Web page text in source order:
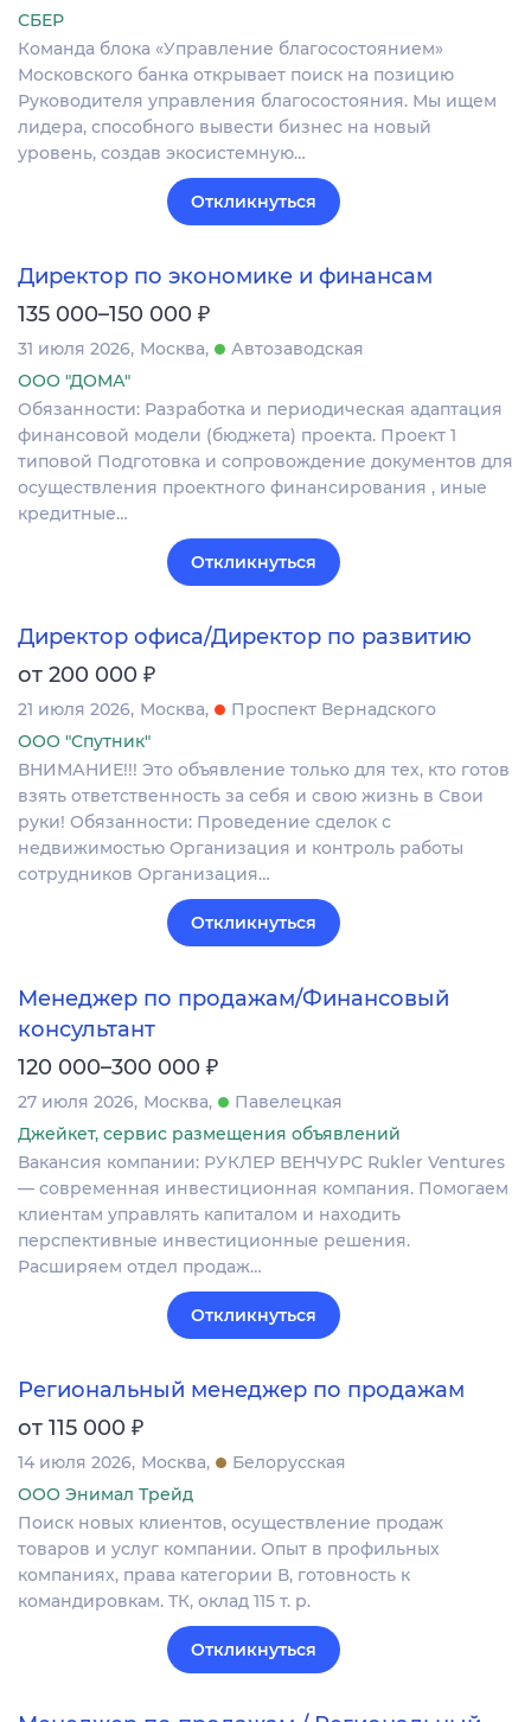
СБЕР
Команда блока «Управление благосостоянием»
Московского банка открывает поиск на позицию
Руководителя управления благосостояния. Мы ищем
лидера, способного вывести бизнес на новый
уровень, создав экосистемную…
Откликнуться
Директор по экономике и финансам
135 000–150 000 ₽
31 июля 2026 Москва
Автозаводская
ООО "ДОМА"
Обязанности: Разработка и периодическая адаптация
финансовой модели (бюджета) проекта. Проект 1
типовой Подготовка и сопровождение документов для
осуществления проектного финансирования , иные
кредитные…
Откликнуться
Директор офиса/Директор по развитию
от 200 000 ₽
21 июля 2026 Москва
Проспект Вернадского
ООО "Спутник"
ВНИМАНИЕ!!! Это объявление только для тех, кто готов
взять ответственность за себя и свою жизнь в Свои
руки! Обязанности: Проведение сделок с
недвижимостью Организация и контроль работы
сотрудников Организация…
Откликнуться
Менеджер по продажам/Финансовый
консультант
120 000–300 000 ₽
27 июля 2026 Москва
Павелецкая
Джейкет, сервис размещения объявлений
Вакансия компании: РУКЛЕР ВЕНЧУРС Rukler Ventures
— современная инвестиционная компания. Помогаем
клиентам управлять капиталом и находить
перспективные инвестиционные решения.
Расширяем отдел продаж…
Откликнуться
Региональный менеджер по продажам
от 115 000 ₽
14 июля 2026 Москва
Белорусская
ООО Энимал Трейд
Поиск новых клиентов, осуществление продаж
товаров и услуг компании. Опыт в профильных
компаниях, права категории В, готовность к
командировкам. ТК, оклад 115 т. р.
Откликнуться